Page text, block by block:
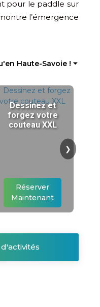
pour le paddle sur
l’émergence
Haute-Savoie ! ⏷
Dessinez et
forgez votre
couteau XXL
Réserver
Maintenant
❯